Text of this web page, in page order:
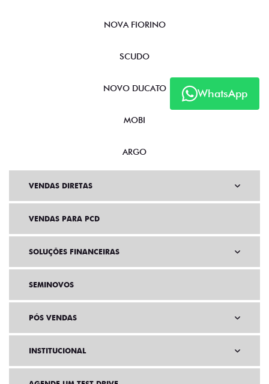
WhatsApp
NOVA FIORINO
SCUDO
NOVO DUCATO
MOBI
ARGO
VENDAS DIRETAS
VENDAS PARA PCD
SOLUÇÕES FINANCEIRAS
SEMINOVOS
PÓS VENDAS
INSTITUCIONAL